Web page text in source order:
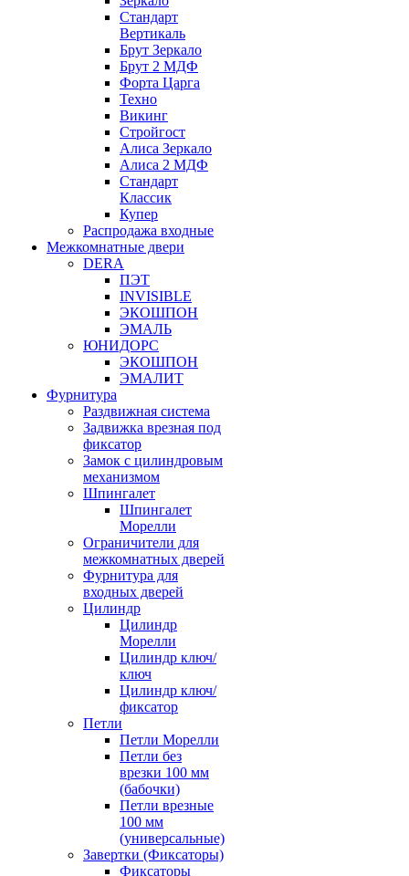
Стандарт
Вертикаль
Брут Зеркало
Брут 2 МДФ
Форта Царга
Техно
Викинг
Стройгост
Алиса Зеркало
Алиса 2 МДФ
Стандарт
Классик
Купер
Распродажа входные
Межкомнатные двери
DERA
ПЭТ
INVISIBLE
ЭКОШПОН
ЭМАЛЬ
ЮНИДОРС
ЭКОШПОН
ЭМАЛИТ
Фурнитура
Раздвижная система
Задвижка врезная под
фиксатор
Замок с цилиндровым
механизмом
Шпингалет
Шпингалет
Морелли
Ограничители для
межкомнатных дверей
Фурнитура для
входных дверей
Цилиндр
Цилиндр
Морелли
Цилиндр ключ/
ключ
Цилиндр ключ/
фиксатор
Петли
Петли Морелли
Петли без
врезки 100 мм
(бабочки)
Петли врезные
100 мм
(универсальные)
Завертки (Фиксаторы)
Фиксаторы